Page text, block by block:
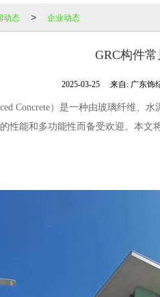
动态 > 企业动态
GRC构件
2025-03-25 来自: 广东饰
Concrete）是一种由玻璃纤维
性能和多功能性而备受欢迎。本文